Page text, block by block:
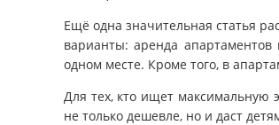
Ещё одна значительная статья
варианты: аренда
одном месте. Кроме того, в
Для тех, кто ищет максимальную
не только дешевле, но и даст